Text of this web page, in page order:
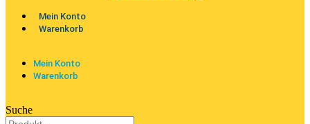
Mein Konto
Warenkorb
Mein Konto
Warenkorb
Suche